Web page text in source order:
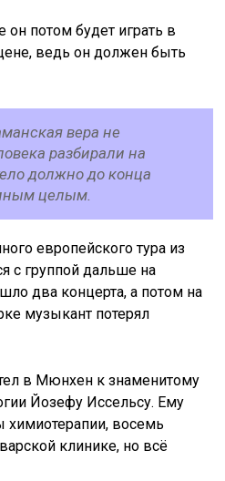
он потом будет играть в
ведь он должен быть
вера не
разбирали на
должно до конца
целым.
европейского тура из
с группой дальше на
два концерта, а потом на
музыкант потерял
в Мюнхен к знаменитому
Йозефу Иссельсу. Ему
химиотерапии, восемь
клинике, но всё